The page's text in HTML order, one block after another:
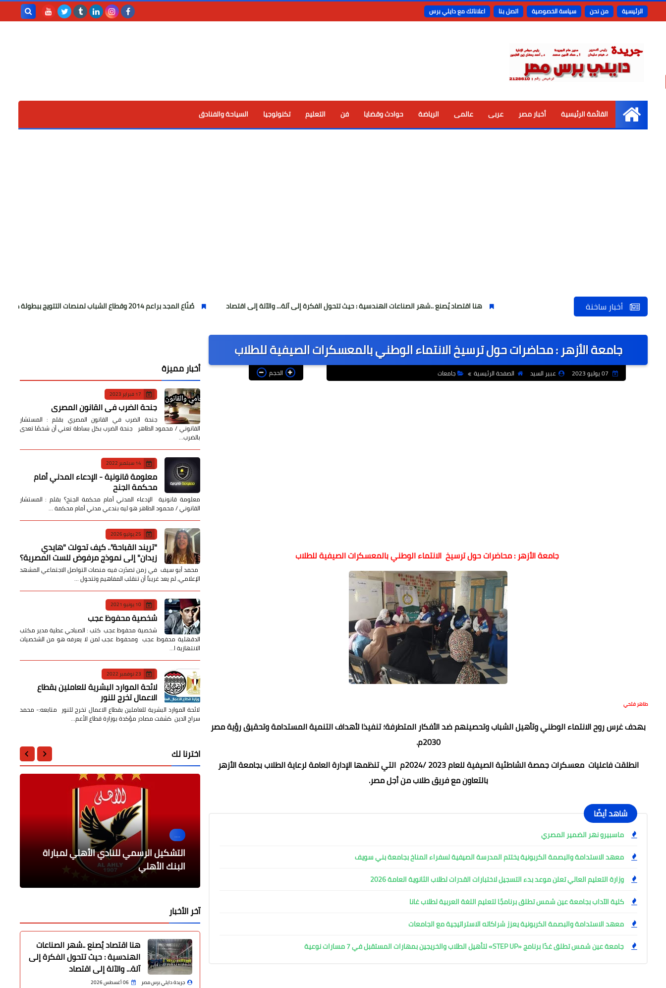
الرئيسية من نحن سياسة الخصوصية اتصل بنا اعلاناتك مع دايلي برس
الرئيسية
القائمة الرئيسية أخبار مصر عربى عالمى الرياضة حوادث وقضايا فن التعليم تكنولوجيا السياحة والفنادق
أخبار ساخنة هنا اقتصاد يُصنع ..شهر الصناعات الهندسية : حيث تتحول الفكرة إلى آلة... والآلة إلى اقتصاد صُنّاع المجد براعم 2014 وقطاع الشباب لمنصات التتويج ببطولة كأس المستقبل العربي
جامعة الأزهر : محاضرات حول ترسيخ الانتماء الوطني بالمعسكرات الصيفية للطلاب
عبير السيد الصفحة الرئيسية جامعات الحجم
جامعة الأزهر : محاضرات حول ترسيخ الانتماء الوطني بالمعسكرات الصيفية للطلاب
طاهر فتحي
بهدف غرس روح الانتماء الوطني وتأهيل الشباب وتحصينهم ضد الأفكار المتطرفة؛ تنفيذا لأهداف التنمية المستدامة وتحقيق رؤية مصر
2030م.
انطلقت فاعليات معسكرات جمصة الشاطئية الصيفية للعام 2023 /2024م التي تنظمها الإدارة العامة لرعاية الطلاب بجامعة الأزهر
بالتعاون مع فريق طلاب من أجل مصر.
شاهد أيضًا
ماسبيرو نهر الضمير المصري
معهد الاستدامة والبصمة الكربونية يختتم المدرسة الصيفية لسفراء المناخ بجامعة بني سويف
وزارة التعليم العالي تعلن موعد بدء التسجيل لاختبارات القدرات لطلاب الثانوية العامة 2026
كلية الآداب بجامعة عين شمس تطلق برنامجًا لتعليم اللغة العربية لطلاب غانا
معهد الاستدامة والبصمة الكربونية يعزز شراكاته الاستراتيجية مع الجامعات
جامعة عين شمس تطلق غدًا برنامج «STEP UP» لتأهيل الطلاب والخريجين بمهارات المستقبل في 7 مسارات نوعية
أخبار مميزة
17 فبراير 2023
جنحة الضرب في القانون المصري
جنحة الضرب في القانون المصري بقلم : المستشار
القانوني / محمود الطاهر جنحة الضرب بكل بساطة تعني أن شخصًا تعدى
بالضرب…
14 سبتمبر 2022
معلومة قانونية - الإدعاء المدني أمام
محكمة الجنح
معلومة قانونية الإدعاء المدني أمام محكمة الجنح؟ بقلم : المستشار
القانوني / محمود الطاهر هو ليه بندعي مدني أمام محكمة …
25 يوليو 2026
​"تريند القباحة".. كيف تحولت "هايدي
زيدان" إلى نموذج مرفوض للست المصرية؟
​ محمد أبو سيف ​في زمن تصدّرت فيه منصات التواصل الاجتماعي المشهد
الإعلامي، لم يعد غريباً أن تنقلب المفاهيم وتتحول …
10 يونيو 2021
شخصية محفوظ عجب
شخصية محفوظ عجب كتب : الصباحي عطية مدير مكتب
الدقهلية محفوظ عجب ومحفوظ عجب لمن لا يعرفه هو من الشخصيات
الانتهازية ا…
23 نوفمبر 2022
لائحة الموارد البشرية للعاملين بقطاع
الاعمال تخرج للنور
لائحة الموارد البشرية للعاملين بقطاع الاعمال تخرج للنور متابعه:- محمد
سراج الدين كشفت مصادر مؤكدة بوزارة قطاع الأعم…
اخترنا لك
عماد الدين محمد
الرياضة
الزمالك يواصل السقوط أمام غزل المحلة
بهدفين لهدف
أخبار مصر
مدبولي يتابع الموقف التنفيذي
للمشروعات الخدمية والتنموية بمحافظة
الإسكندرية
....
التشكيل الرسمي للنادي الأهلي لمباراة
البنك الأهلي
اقتصاد وأعمال
هيلتون تستهدف افتتاح 11 فندقًا في
مصر
أخبار مصر
رئيس الوزراء يتابع خطة الحكومة لتعزيز
الاستثمارات في سوق الأوراق المالية
آخر الأخبار
هنا اقتصاد يُصنع ..شهر الصناعات
الهندسية : حيث تتحول الفكرة إلى
آلة... والآلة إلى اقتصاد
جريدة دايلي برس مصر 06 أغسطس 2026